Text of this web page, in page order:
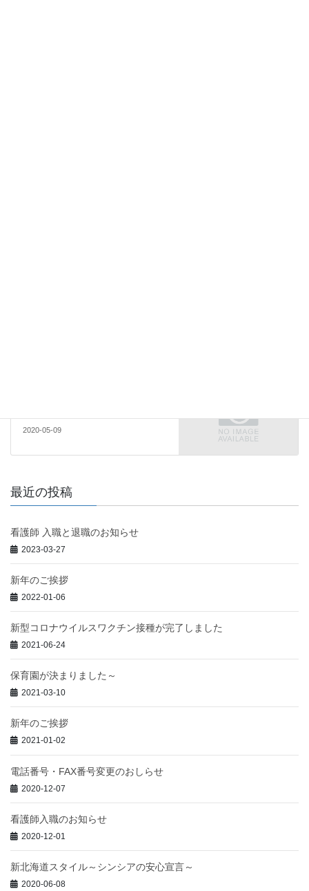
2020-05-09
最近の投稿
看護師 入職と退職のお知らせ
2023-03-27
新年のご挨拶
2022-01-06
新型コロナウイルスワクチン接種が完了しました
2021-06-24
保育園が決まりました～
2021-03-10
新年のご挨拶
2021-01-02
電話番号・FAX番号変更のおしらせ
2020-12-07
看護師入職のお知らせ
2020-12-01
新北海道スタイル～シンシアの安心宣言～
2020-06-08